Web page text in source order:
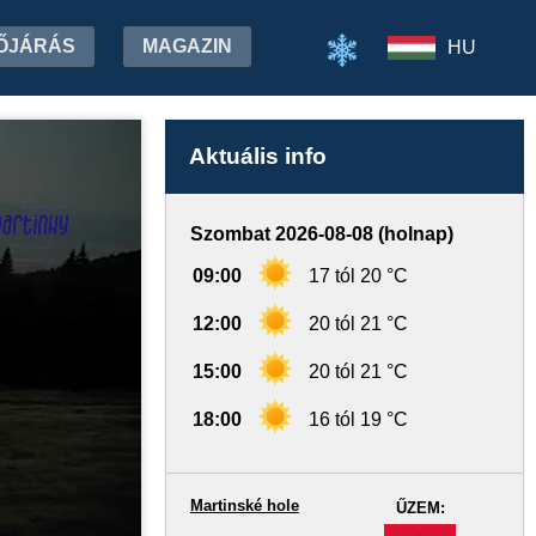
MAGAZIN HU
Aktuális info
Szombat 2026-08-08 (holnap)
09:00 17 tól 20 °C
12:00 20 tól 21 °C
15:00 20 tól 21 °C
18:00 16 tól 19 °C
ŰZEM:
Martinské hole